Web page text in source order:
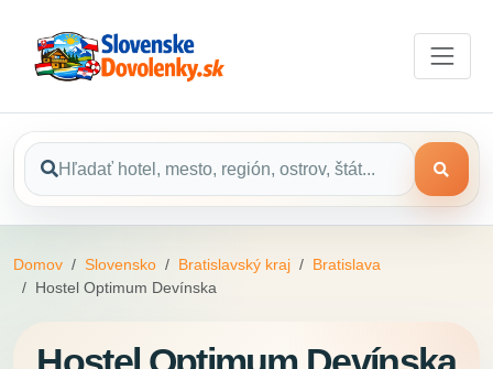
Domov Slovensko Bratislavský kraj
Bratislava
Hostel Optimum Devínska